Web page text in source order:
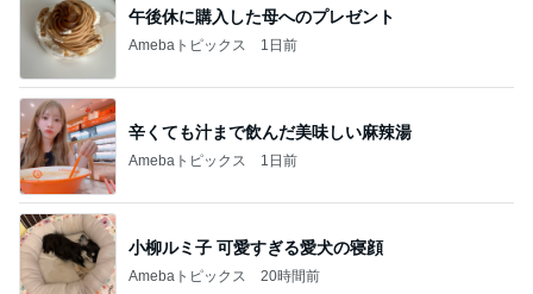
午後休に購入した母へのプレゼント
Amebaトピックス 1日前
辛くても汁まで飲んだ美味しい麻辣湯
Amebaトピックス 1日前
小柳ルミ子 可愛すぎる愛犬の寝顔
Amebaトピックス 20時間前